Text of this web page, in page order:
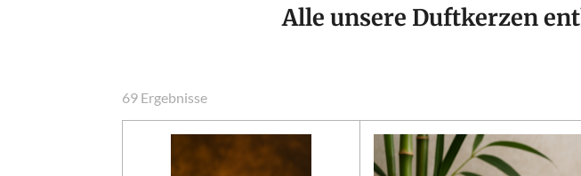
Alle unsere Duftkerzen
69 Ergebnisse